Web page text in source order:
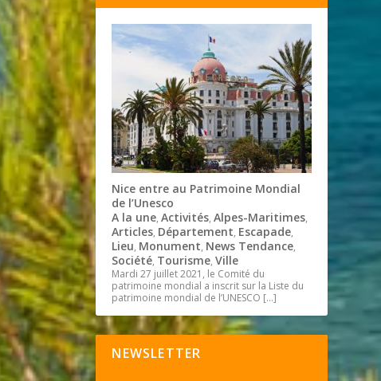
Nice entre au Patrimoine Mondial
de l’Unesco
A la une,Activités,Alpes-Maritimes,
Articles, Département, Escapade,
Lieu, Monument, News Tendance,
Société, Tourisme,Ville
Mardi 27 juillet 2021, le Comité du
patrimoine mondial a inscrit sur la Liste du
patrimoine mondial de l’UNESCO […]
NEWSLETTER